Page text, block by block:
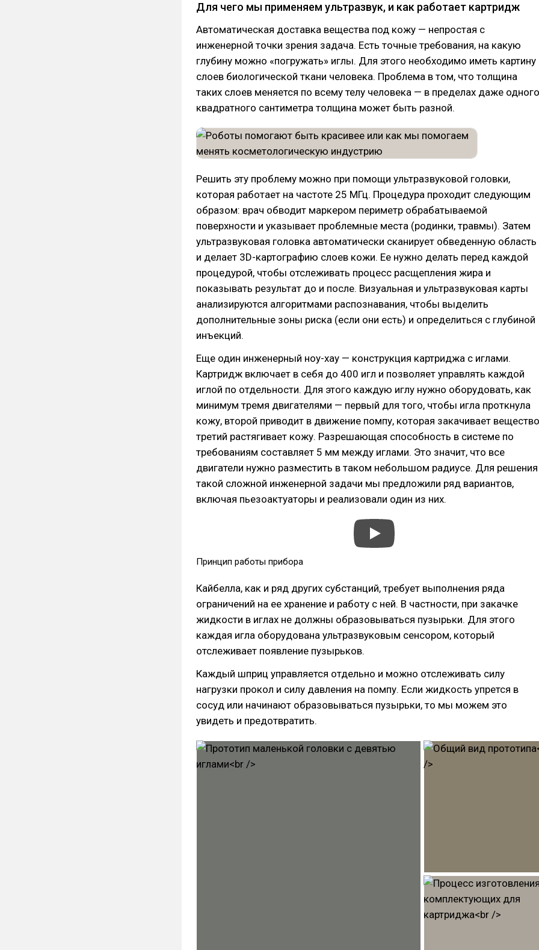
Для чего мы применяем ультразвук, и как работает картридж
Автоматическая доставка вещества под кожу — непростая с
инженерной точки зрения задача. Есть точные требования, на какую
глубину можно «погружать» иглы. Для этого необходимо иметь картину
слоев биологической ткани человека. Проблема в том, что толщина
таких слоев меняется по всему телу человека — в пределах даже одного
квадратного сантиметра толщина может быть разной.
Решить эту проблему можно при помощи ультразвуковой головки,
которая работает на частоте 25 МГц. Процедура проходит следующим
образом: врач обводит маркером периметр обрабатываемой
поверхности и указывает проблемные места (родинки, травмы). Затем
ультразвуковая головка автоматически сканирует обведенную область
и делает 3D-картографию слоев кожи. Ее нужно делать перед каждой
процедурой, чтобы отслеживать процесс расщепления жира и
показывать результат до и после. Визуальная и ультразвуковая карты
анализируются алгоритмами распознавания, чтобы выделить
дополнительные зоны риска (если они есть) и определиться с глубиной
инъекций.
Еще один инженерный ноу-хау — конструкция картриджа с иглами.
Картридж включает в себя до 400 игл и позволяет управлять каждой
иглой по отдельности. Для этого каждую иглу нужно оборудовать, как
минимум тремя двигателями — первый для того, чтобы игла проткнула
кожу, второй приводит в движение помпу, которая закачивает
третий растягивает кожу. Разрешающая способность в системе по
требованиям составляет 5 мм между иглами. Это значит, что все
двигатели нужно разместить в таком небольшом радиусе. Для решения
такой сложной инженерной задачи мы предложили ряд вариантов,
включая пьезоактуаторы и реализовали один из них.
Принцип работы прибора
Кайбелла, как и ряд других субстанций, требует выполнения ряда
ограничений на ее хранение и работу с ней. В частности, при закачке
жидкости в иглах не должны образовываться пузырьки. Для этого
каждая игла оборудована ультразвуковым сенсором, который
отслеживает появление пузырьков.
Каждый шприц управляется отдельно и можно отслеживать силу
нагрузки прокол и силу давления на помпу. Если жидкость упрется в
сосуд или начинают образовываться пузырьки, то мы можем это
увидеть и предотвратить.